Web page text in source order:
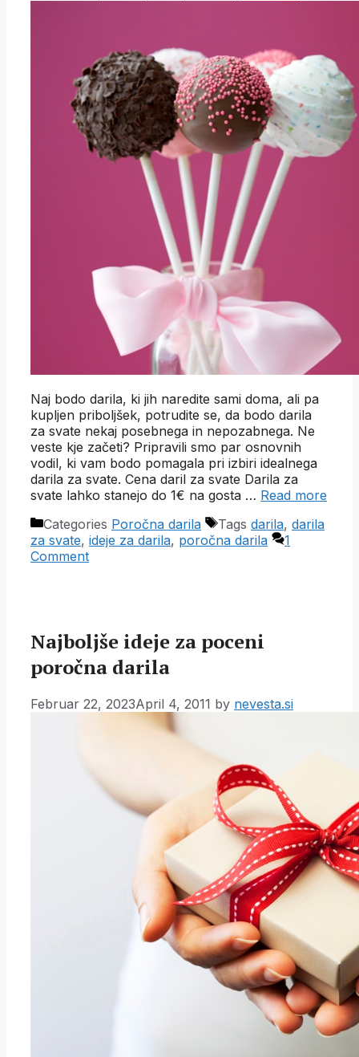
Naj bodo darila, ki jih naredite sami doma, ali pa
kupljen priboljšek, potrudite se, da bodo darila
za svate nekaj posebnega in nepozabnega. Ne
veste kje začeti? Pripravili smo par osnovnih
vodil, ki vam bodo pomagala pri izbiri idealnega
darila za svate. Cena daril za svate Darila za
svate lahko stanejo do 1€ na gosta … Read more
Categories Poročna darila Tags darila, darila
za svate, ideje za darila, poročna darila
1
Comment
Najboljše ideje za poceni
poročna darila
Februar 22, 2023April 4, 2011 by nevesta.si